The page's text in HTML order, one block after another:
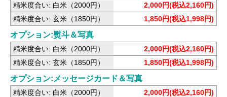
精米度合い: 白米（2000円）
2,000円(税込2,160円)
精米度合い: 玄米（1850円）
1,850円(税込1,998円)
オプション:熨斗＆写真
精米度合い: 白米（2000円）
2,000円(税込2,160円)
精米度合い: 玄米（1850円）
1,850円(税込1,998円)
オプション:メッセージカード＆写真
精米度合い: 白米（2000円）
2,000円(税込2,160円)